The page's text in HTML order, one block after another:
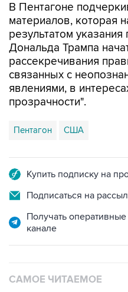
В Пентагоне
материалов, которая
результатом
Дональда Трампа
рассекречивания
связанных с
явлениями, в
прозрачности".
Пентагон США
Купить подписку на
Подписаться на
Получать
канале
САМОЕ ЧИТАЕМОЕ